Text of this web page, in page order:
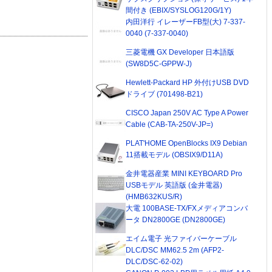
間付き (EBIX/SYSLOG120G/1Y)
内田洋行 イレーザーFB型(大) 7-337-
0040 (7-337-0040)
三菱電機 GX Developer 日本語版
(SW8D5C-GPPW-J)
Hewlett-Packard HP 外付けUSB DVD
ドライブ (701498-B21)
CISCO Japan 250V AC Type A Power
Cable (CAB-TA-250V-JP=)
PLAT'HOME OpenBlocks IX9 Debian
11搭載モデル (OBSIX9/D11A)
金井電器産業 MINI KEYBOARD Pro
USBモデル 英語版 (金井電器)
(HMB632KUS/R)
大電 100BASE-TX/FXメディアコンバ
ータ DN2800GE (DN2800GE)
エイム電子 光ファイバーケーブル
DLC/DSC MM62.5 2m (AFP2-
DLC/DSC-62-02)